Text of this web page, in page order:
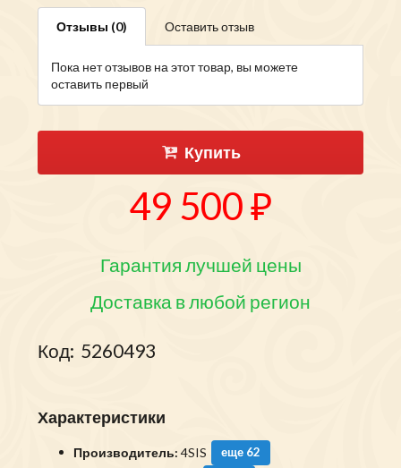
Отзывы (0) Оставить отзыв
Пока нет отзывов на этот товар, вы можете
оставить первый
Купить
49 500 ₽
Гарантия лучшей цены
Доставка в любой регион
Код: 5260493
Характеристики
Производитель: 4SIS еще 62